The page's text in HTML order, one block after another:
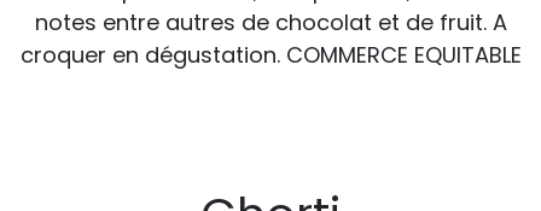
notes entre autres de chocolat et de fruit. A
croquer en dégustation. COMMERCE EQUITABLE